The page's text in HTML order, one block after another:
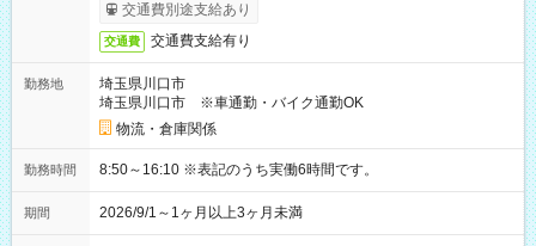
交通費別途支給あり
交通費 交通費支給有り
勤務地
埼玉県川口市
埼玉県川口市 ※車通勤・バイク通勤OK
物流・倉庫関係
勤務時間 8:50～16:10 ※表記のうち実働6時間です。
期間 2026/9/1～1ヶ月以上3ヶ月未満